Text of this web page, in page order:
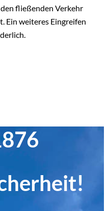
fließenden Verkehr
Ein weiteres Eingreifen